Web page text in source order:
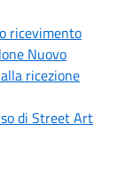
ricevimento
Nuovo
ricezione
di Street Art